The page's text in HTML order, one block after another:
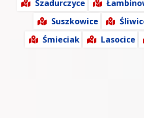
Szadurczyce
Suszkowice
Śmieciak
Lasocice